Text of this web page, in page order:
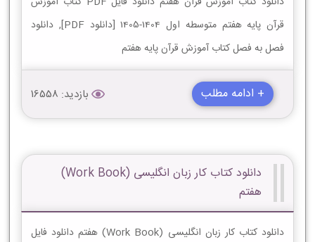
قرآن پایه هفتم متوسطه اول 1404-1405 [دانلود PDF], دانلود
فصل به فصل کتاب آموزش قرآن پایه هفتم
+ ادامه مطلب بازدید: 16558
دانلود کتاب کار زبان انگلیسی (Work Book)
هفتم
دانلود کتاب کار زبان انگلیسی (Work Book) هفتم دانلود فایل